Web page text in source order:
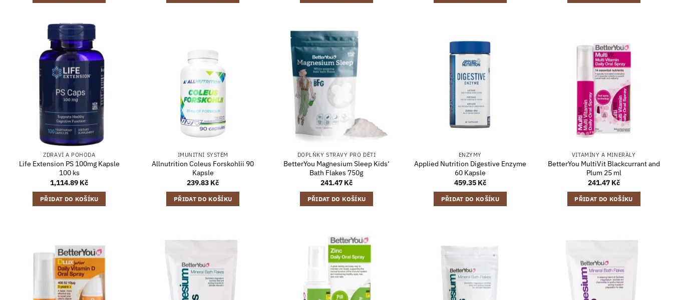
ZDRAVÍ A POHODA
Life Extension PS 100mg Kapsle
100 ks
1,114.89 Kč
PŘIDAT DO KOŠÍKU
IMUNITNÍ SYSTÉM
Allnutrition Coleus Forskohlii 90
Kapsle
239.83 Kč
PŘIDAT DO KOŠÍKU
DOPLŇKY STRAVY PRO DĚTI
BetterYou Magnesium Sleep Kids‘
Bath Flakes 750g
241.47 Kč
PŘIDAT DO KOŠÍKU
ENZYMY
Applied Nutrition Digestive Enzyme
60 Kapsle
459.35 Kč
PŘIDAT DO KOŠÍKU
VITAMÍNY A MINERÁLY
BetterYou MultiVit Blackcurrant and
Plum 25 ml
241.47 Kč
PŘIDAT DO KOŠÍKU